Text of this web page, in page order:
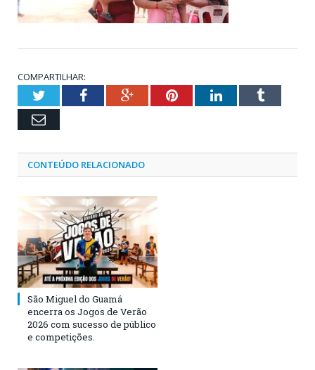
COMPARTILHAR:
TwitterFacebookGoogle+PinterestLinkedInTumblr
Email
CONTEÚDO RELACIONADO
São Miguel do Guamá
encerra os Jogos de Verão
2026 com sucesso de público
e competições.